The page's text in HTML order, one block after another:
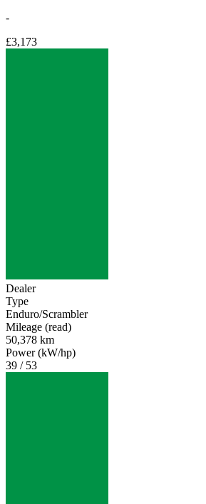
-
£3,173
Dealer
Type
Enduro/Scrambler
Mileage (read)
50,378 km
Power (kW/hp)
39 / 53